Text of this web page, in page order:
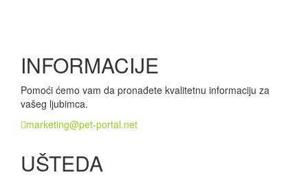
INFORMACIJE
Pomoći ćemo vam da pronađete kvalitetnu informaciju za
vašeg ljubimca.
marketing@pet-portal.net
UŠTEDA